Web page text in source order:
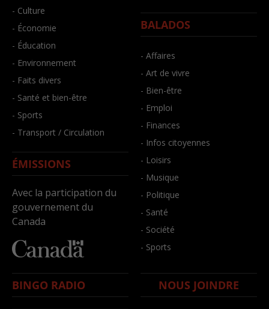
- Culture
- Économie
- Éducation
- Environnement
- Faits divers
- Santé et bien-être
- Sports
- Transport / Circulation
ÉMISSIONS
Avec la participation du
gouvernement du
Canada
BALADOS
- Affaires
- Art de vivre
- Bien-être
- Emploi
- Finances
- Infos citoyennes
- Loisirs
- Musique
- Politique
- Santé
- Société
- Sports
BINGO RADIO NOUS JOINDRE